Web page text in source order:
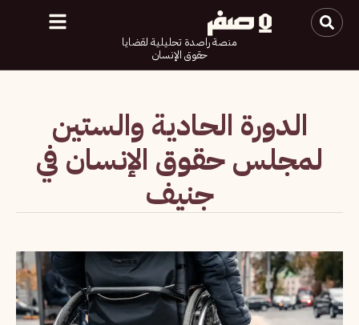
منصة راصدة تحليلية لقضايا
حقوق الإنسان
الدورة الحادية والستين
لمجلس حقوق الإنسان في
جنيف